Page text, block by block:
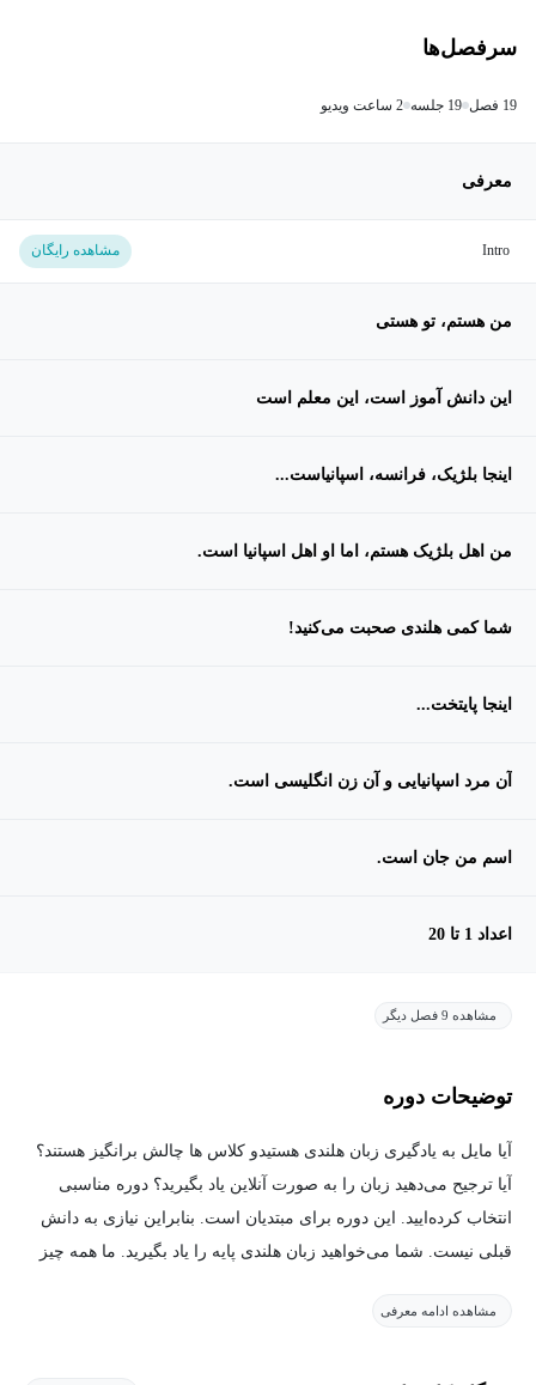
سرفصل‌ها
19 فصل 19 جلسه 2 ساعت ویدیو
معرفی
مشاهده رایگان
من هستم، تو هستی
این دانش آموز است، این معلم است
اینجا بلژیک، فرانسه، اسپانیاست...
من اهل بلژیک هستم، اما او اهل اسپانیا است.
شما کمی هلندی صحبت می‌کنید!
اینجا پایتخت...
آن مرد اسپانیایی و آن زن انگلیسی است.
اسم من جان است.
اعداد 1 تا 20
مشاهده 9 فصل دیگر
توضیحات دوره
آیا مایل به یادگیری زبان هلندی هستیدو کلاس ها چالش برانگیز هستند؟
آیا ترجیح می‌دهید زبان را به صورت آنلاین یاد بگیرید؟ دوره مناسبی
انتخاب کرده‌ایید. این دوره برای مبتدیان است. بنابراین نیازی به دانش
قبلی نیست. شما می‌خواهید زبان هلندی پایه را یاد بگیرید. ما همه چیز
آموز مبتدی. تمام جنبه‌های زبان هلندی پایه را فراخواهید گرفت.
این دروس افعال هلندی، چگونگی شکل دادن به عبارات، سوالات،
مشاهده ادامه معرفی